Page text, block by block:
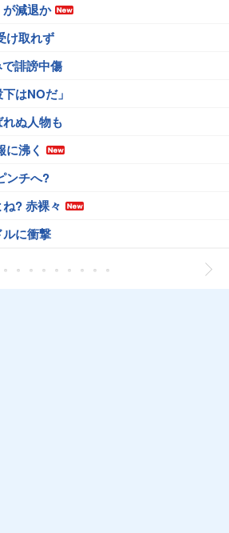
減退か
け取れず
誹謗中傷
はNOだ」
ぬ人物も
に沸く
ンチへ?
? 赤裸々
に衝撃